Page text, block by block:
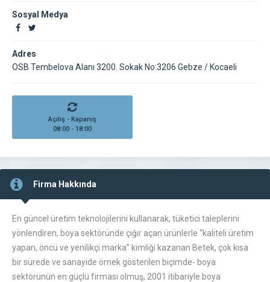
Sosyal Medya
Adres
OSB Tembelova Alanı 3200. Sokak No:3206 Gebze / Kocaeli
Açılış - Kapanış
08:00 - 18:00
Firma Hakkında
En güncel üretim teknolojilerini kullanarak, tüketici taleplerini
yönlendiren, boya sektöründe çığır açan ürünlerle “kaliteli üretim
yapan, öncü ve yenilikçi marka” kimliği kazanan Betek, çok kısa
bir sürede ve sanayide örnek gösterilen biçimde- boya
sektörünün en güçlü firması olmuş, 2001 itibariyle boya